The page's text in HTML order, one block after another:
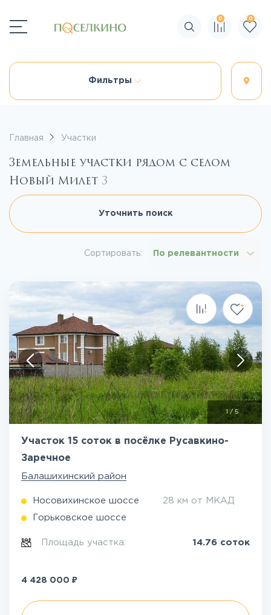
Поиск по сайту
0 0
Фильтры
Главная Участки
Земельные участки рядом с селом
Новый Милет 3
Уточнить поиск
Сортировать: По релевантности
/ 5
Участок 15 соток в посёлке Русавкино-
Заречное
Балашихинский район
Носовихинское шоссе 28 км от МКАД
Горьковское шоссе
Площадь участка: 14.76 соток
4 428 000 ₽